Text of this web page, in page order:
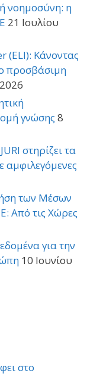
νοημοσύνη: η
21 Ιουλίου
(ELI): Κάνοντας
προσβάσιμη
γνώσης 8
στηρίζει τα
αμφιλεγόμενες
των Μέσων
Από τις Χώρες
για την
10 Ιουνίου
στο